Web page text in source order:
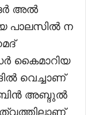
അൽ
പാലസിൽ ന
കൈമാറിയ
വെച്ചാണ്
ബിൻ അബ്ദുൽ